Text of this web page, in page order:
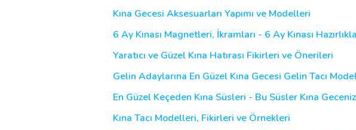
Kına Gecesi Aksesuarları Yapımı ve Modelleri
6 Ay Kınası Magnetleri, İkramları - 6 Ay Kınası
Yaratıcı ve Güzel Kına Hatırası Fikirleri ve Önerileri
Gelin Adaylarına En Güzel Kına Gecesi Gelin Tacı
En Güzel Keçeden Kına Süsleri - Bu Süsler Kına
Kına Tacı Modelleri, Fikirleri ve Örnekleri